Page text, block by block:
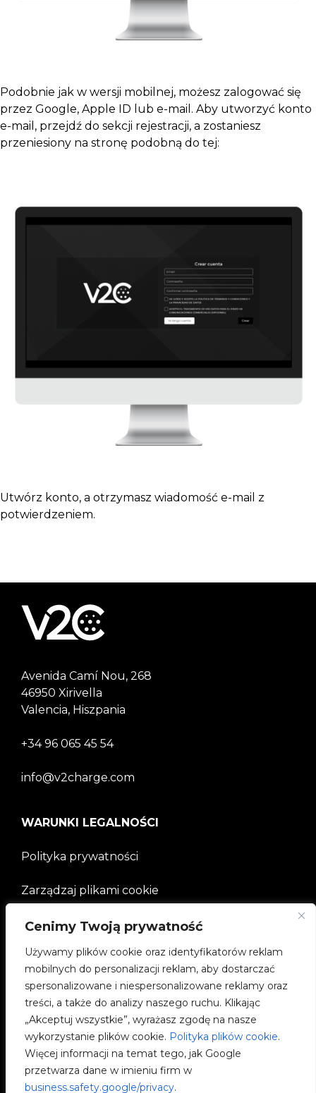
Cenimy Twoją prywatność
Używamy plików cookie oraz identyfikatorów reklam
mobilnych do personalizacji reklam, aby dostarczać
spersonalizowane i niespersonalizowane reklamy oraz
treści, a także do analizy naszego ruchu. Klikając
„Akceptuj wszystkie”, wyrażasz zgodę na nasze
wykorzystanie plików cookie. Polityka plików cookie.
Więcej informacji na temat tego, jak Google
przetwarza dane w imieniu firm w
business.safety.google/privacy.
Podobnie jak w wersji mobilnej, możesz zalogować się
przez Google, Apple ID lub e-mail. Aby utworzyć konto
e-mail, przejdź do sekcji rejestracji, a zostaniesz
przeniesiony na stronę podobną do tej:
Utwórz konto, a otrzymasz wiadomość e-mail z
potwierdzeniem.
Avenida Camí Nou, 268
46950 Xirivella
Valencia, Hiszpania
+34 96 065 45 54
info@v2charge.com
WARUNKI LEGALNOŚCI
Polityka prywatności
Zarządzaj plikami cookie
Społeczności V2C
e-Chargers
V2C Cloud
V2C Payments